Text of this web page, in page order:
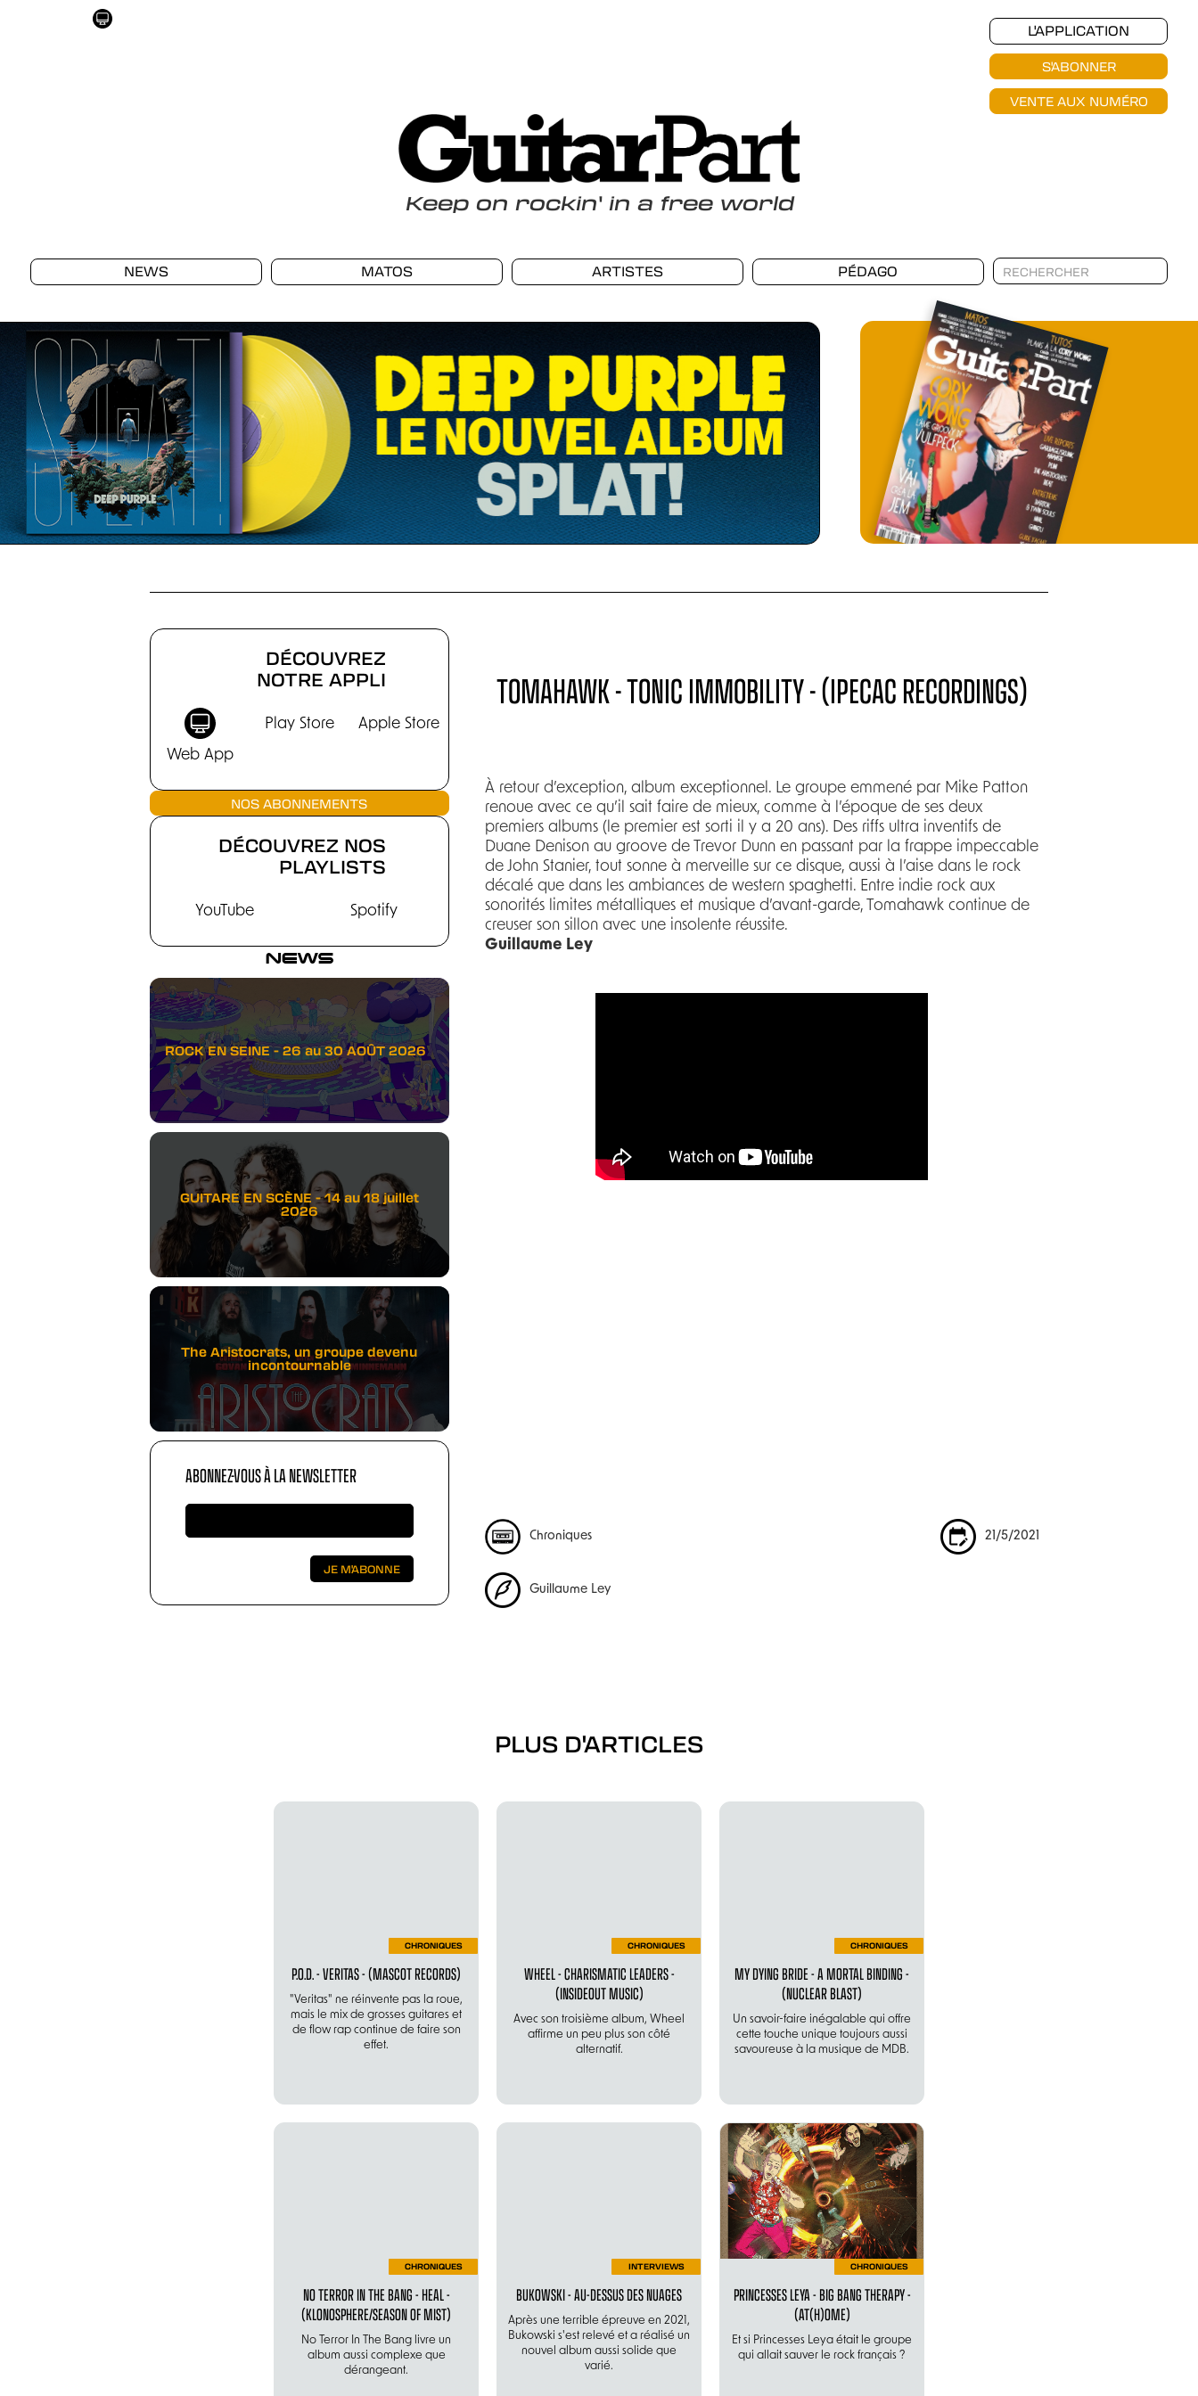
L'APPLICATION
S'ABONNER
VENTE AUX NUMÉRO
Keepon rockin' in a free world
NEWS MATOS ARTISTES PÉDAGO
CHRONIQUES
DÉCOUVREZ
NOTRE APPLI
Web App
Play Store Apple Store
NOS ABONNEMENTS
DÉCOUVREZ NOS
PLAYLISTS
YouTube Spotify
NEWS
ROCK EN SEINE - 26 au 30 AOÛT 2026
GUITARE EN SCÈNE - 14 au 18 juillet
2026
The Aristocrats, un groupe devenu
incontournable
ABONNEZ-VOUS À LA NEWSLETTER
TOMAHAWK - TONIC IMMOBILITY - (IPECAC RECORDINGS)
À retour d’exception, album exceptionnel. Le groupe emmené par Mike Patton
renoue avec ce qu’il sait faire de mieux, comme à l’époque de ses deux
premiers albums (le premier est sorti il y a 20 ans). Des riffs ultra inventifs de
Duane Denison au groove de Trevor Dunn en passant par la frappe impeccable
de John Stanier, tout sonne à merveille sur ce disque, aussi à l’aise dans le rock
décalé que dans les ambiances de western spaghetti. Entre indie rock aux
sonorités limites métalliques et musique d’avant-garde, Tomahawk continue de
creuser son sillon avec une insolente réussite.
Guillaume Ley
Chroniques
Guillaume Ley
21/5/2021
PLUS D'ARTICLES
CHRONIQUES
P.O.D. - VERITAS - (MASCOT RECORDS)
"Veritas" ne réinvente pas la roue,
mais le mix de grosses guitares et
de flow rap continue de faire son
effet.
CHRONIQUES
WHEEL - CHARISMATIC LEADERS -
(INSIDEOUT MUSIC)
Avec son troisième album, Wheel
affirme un peu plus son côté
alternatif.
CHRONIQUES
MY DYING BRIDE - A MORTAL BINDING -
(NUCLEAR BLAST)
Un savoir-faire inégalable qui offre
cette touche unique toujours aussi
savoureuse à la musique de MDB.
CHRONIQUES
NO TERROR IN THE BANG - HEAL -
(KLONOSPHERE/SEASON OF MIST)
No Terror In The Bang livre un
album aussi complexe que
dérangeant.
INTERVIEWS
BUKOWSKI - AU-DESSUS DES NUAGES
Après une terrible épreuve en 2021,
Bukowski s'est relevé et a réalisé un
nouvel album aussi solide que
varié.
CHRONIQUES
PRINCESSES LEYA - BIG BANG THERAPY -
(AT(H)OME)
Et si Princesses Leya était le groupe
qui allait sauver le rock français ?